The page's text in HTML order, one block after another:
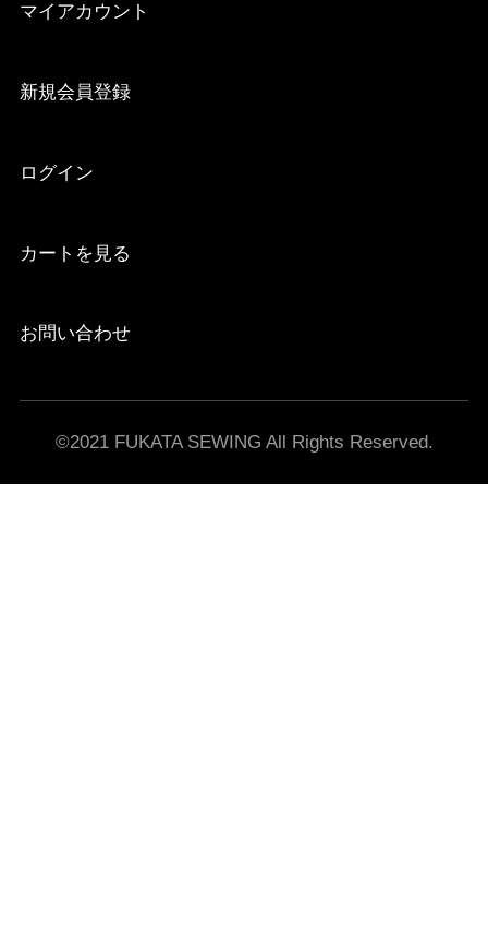
マイアカウント
新規会員登録
ログイン
カートを見る
お問い合わせ
©2021 FUKATA SEWING All Rights Reserved.